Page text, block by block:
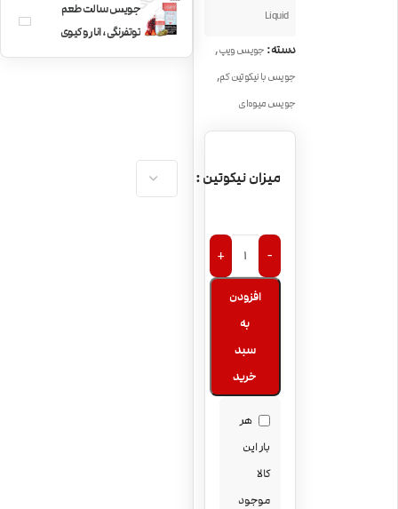
Liquid
دسته: جویس ویپ,
جویس با نیکوتین کم,
جویس میوه‌ای
میزان نیکوتین
-
+
افزودن
به
سبد
خرید
هر
بار این
کالا
موجود
جویس سالت طعم
توتفرنگی، انار و کیوی
و یخ NKD100